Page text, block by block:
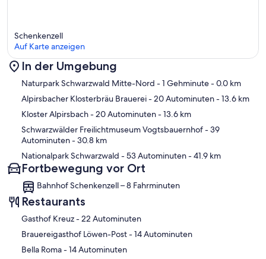
Karte
Schenkenzell
Auf Karte anzeigen
In der Umgebung
Naturpark Schwarzwald Mitte-Nord - 1 Gehminute- 0.0 km
Alpirsbacher Klosterbräu Brauerei- 20 Autominuten- 13.6 km
Kloster Alpirsbach- 20 Autominuten- 13.6 km
Schwarzwälder Freilichtmuseum Vogtsbauernhof- 39
Autominuten- 30.8 km
Nationalpark Schwarzwald - 53 Autominuten- 41.9 km
Fortbewegung vor Ort
Bahnhof Schenkenzell – 8 Fahrminuten
Restaurants
‪Gasthof Kreuz - ‬22 Autominuten
‪Brauereigasthof Löwen-Post - ‬14 Autominuten
‪Bella Roma - ‬14 Autominuten